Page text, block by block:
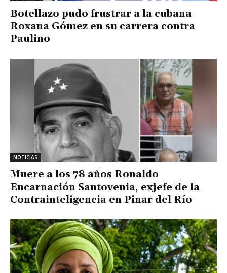
Botellazo pudo frustrar a la cubana
Roxana Gómez en su carrera contra
Paulino
NOTICIAS
Muere a los 78 años Ronaldo
Encarnación Santovenia, exjefe de la
Contrainteligencia en Pinar del Río